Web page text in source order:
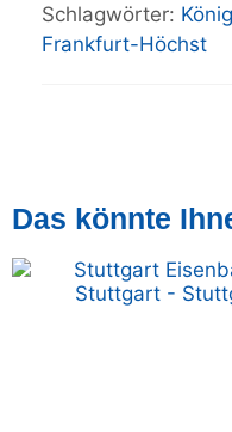
Schlagwörter:
Frankfurt-Höchst
Das könnte